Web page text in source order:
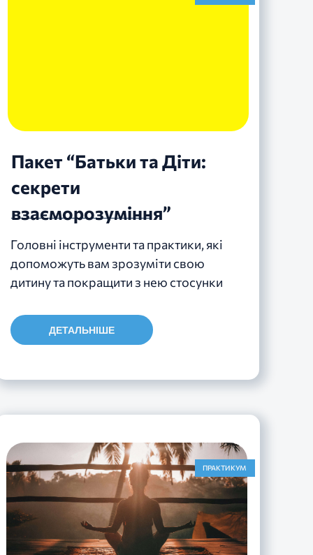
ПРАКТИКУМ
ДЕТАЛЬНІШЕ
Головні інструменти та практики, які
допоможуть вам зрозуміти свою
дитину та покращити з нею стосунки
Пакет “Батьки та Діти:
секрети
взаєморозуміння”